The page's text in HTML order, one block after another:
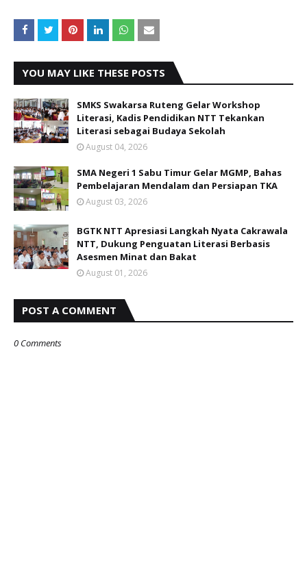
YOU MAY LIKE THESE POSTS
SMKS Swakarsa Ruteng Gelar Workshop
Literasi, Kadis Pendidikan NTT Tekankan
Literasi sebagai Budaya Sekolah
August 04, 2026
SMA Negeri 1 Sabu Timur Gelar MGMP, Bahas
Pembelajaran Mendalam dan Persiapan TKA
August 03, 2026
BGTK NTT Apresiasi Langkah Nyata Cakrawala
NTT, Dukung Penguatan Literasi Berbasis
Asesmen Minat dan Bakat
August 01, 2026
POST A COMMENT
0 Comments